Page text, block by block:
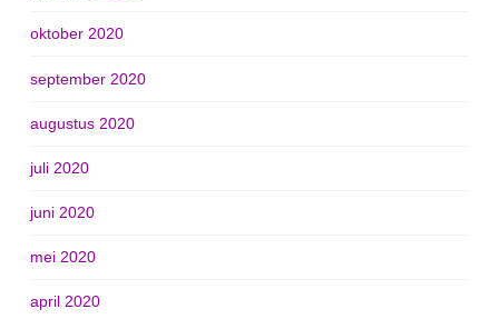
oktober 2020
september 2020
augustus 2020
juli 2020
juni 2020
mei 2020
april 2020